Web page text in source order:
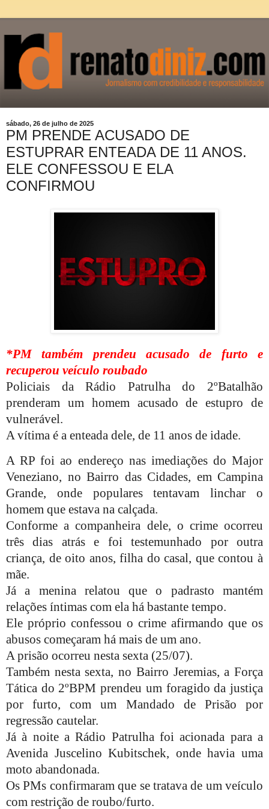
sábado, 26 de julho de 2025
PM PRENDE ACUSADO DE
ESTUPRAR ENTEADA DE 11 ANOS.
ELE CONFESSOU E ELA
CONFIRMOU
*PM também prendeu acusado de furto e
recuperou veículo roubado
Policiais da Rádio Patrulha do 2ºBatalhão
prenderam um homem acusado de estupro de
vulnerável.
A vítima é a enteada dele, de 11 anos de idade.
A RP foi ao endereço nas imediações do Major
Veneziano, no Bairro das Cidades, em Campina
Grande, onde populares tentavam linchar o
homem que estava na calçada.
Conforme a companheira dele, o crime ocorreu
três dias atrás e foi testemunhado por outra
criança, de oito anos, filha do casal, que contou à
mãe.
Já a menina relatou que o padrasto mantém
relações íntimas com ela há bastante tempo.
Ele próprio confessou o crime afirmando que os
abusos começaram há mais de um ano.
A prisão ocorreu nesta sexta (25/07).
Também nesta sexta, no Bairro Jeremias, a Força
Tática do 2ºBPM prendeu um foragido da justiça
por furto, com um Mandado de Prisão por
regressão cautelar.
Já à noite a Rádio Patrulha foi acionada para a
Avenida Juscelino Kubitschek, onde havia uma
moto abandonada.
Os PMs confirmaram que se tratava de um veículo
com restrição de roubo/furto.